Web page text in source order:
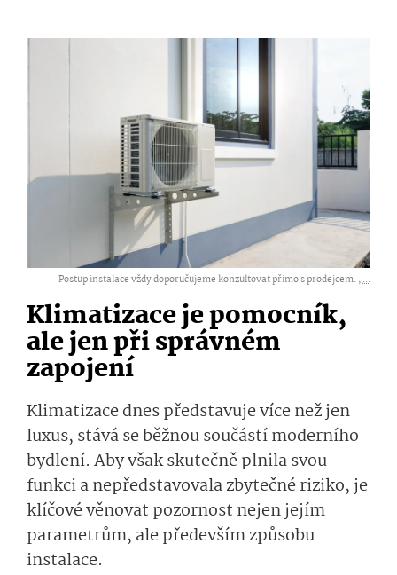
Postup instalace vždy doporučujeme konzultovat přímo s prodejcem. ,...
Klimatizace je pomocník,
ale jen při správném
zapojení
Klimatizace dnes představuje více než jen
luxus, stává se běžnou součástí moderního
bydlení. Aby však skutečně plnila svou
funkci a nepředstavovala zbytečné riziko, je
klíčové věnovat pozornost nejen jejím
parametrům, ale především způsobu
instalace.